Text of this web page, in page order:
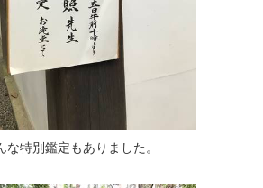
特別鑑定もありました。